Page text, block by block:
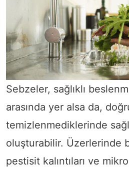
Sebzeler, sağlıklı
arasında yer alsa da,
temizlenmediklerinde
oluşturabilir. Üzerlerinde
pestisit kalıntıları ve